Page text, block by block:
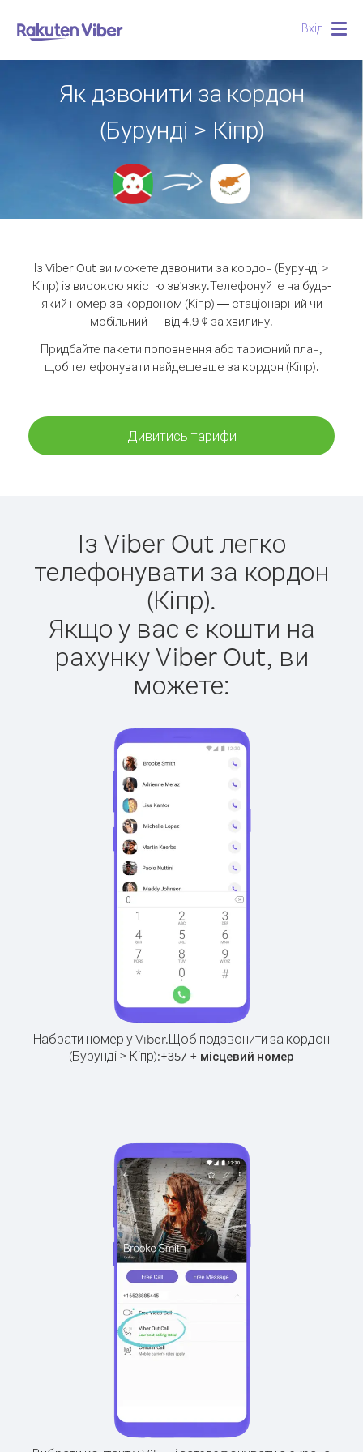
Вхід
Як дзвонити за кордон
(Бурунді > Кіпр)
Із Viber Out ви можете дзвонити за кордон (Бурунді >
Кіпр) із високою якістю зв'язку.Телефонуйте на будь-
який номер за кордоном (Кіпр) — стаціонарний чи
мобільний — від 4.9 ¢ за хвилину.
Придбайте пакети поповнення або тарифний план,
щоб телефонувати найдешевше за кордон (Кіпр).
Дивитись тарифи
Із Viber Out легко
телефонувати за кордон
(Кіпр).
Якщо у вас є кошти на
рахунку Viber Out, ви
можете:
Набрати номер у Viber.Щоб подзвонити за кордон
(Бурунді > Кіпр):+357 + місцевий номер